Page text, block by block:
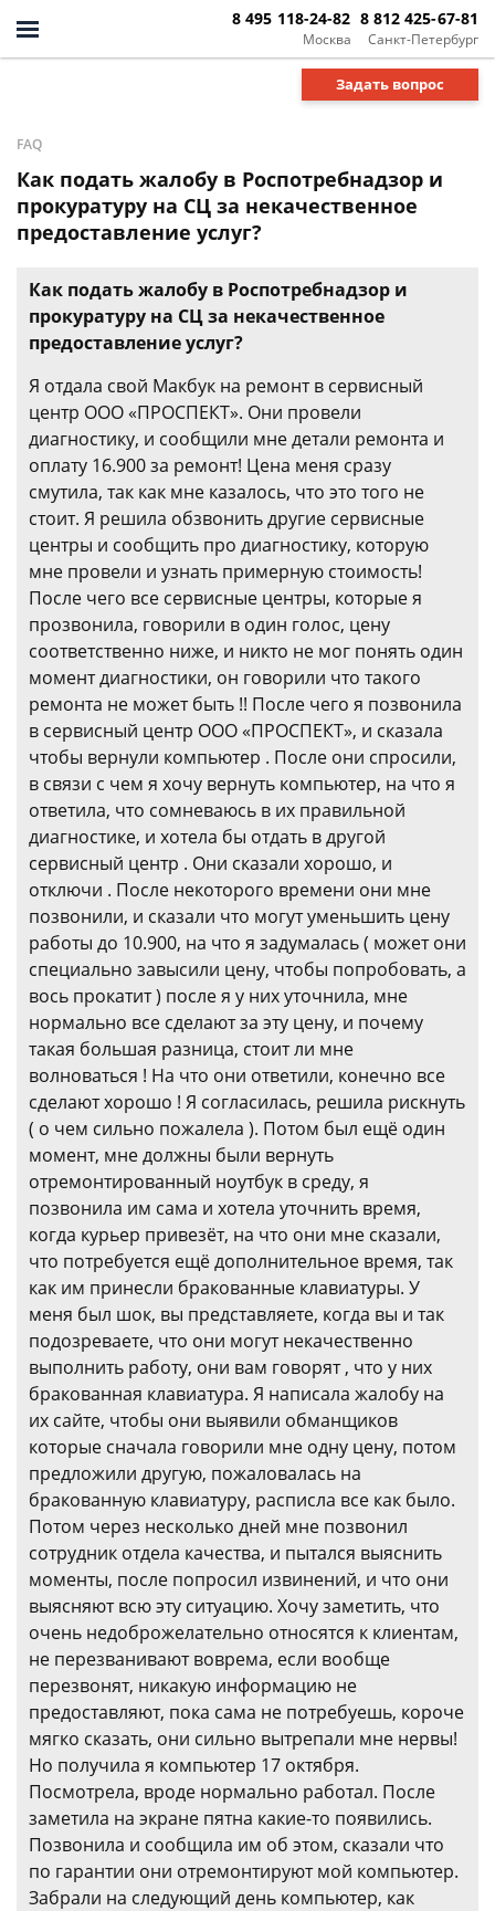
Москва
8 495 118-24-82
Санкт-Петербург
8 812 425-67-81
Задать вопрос
FAQ
Как подать жалобу в Роспотребнадзор и
прокуратуру на СЦ за некачественное
предоставление услуг?
Как подать жалобу в Роспотребнадзор и
прокуратуру на СЦ за некачественное
предоставление услуг?
Я отдала свой Макбук на ремонт в сервисный
центр ООО «ПРОСПЕКТ». Они провели
диагностику, и сообщили мне детали ремонта и
оплату 16.900 за ремонт! Цена меня сразу
смутила, так как мне казалось, что это того не
стоит. Я решила обзвонить другие сервисные
центры и сообщить про диагностику, которую
мне провели и узнать примерную стоимость!
После чего все сервисные центры, которые я
прозвонила, говорили в один голос, цену
соответственно ниже, и никто не мог понять один
момент диагностики, он говорили что такого
ремонта не может быть !! После чего я позвонила
в сервисный центр ООО «ПРОСПЕКТ», и сказала
чтобы вернули компьютер . После они спросили,
в связи с чем я хочу вернуть компьютер, на что я
ответила, что сомневаюсь в их правильной
диагностике, и хотела бы отдать в другой
сервисный центр . Они сказали хорошо, и
отключи . После некоторого времени они мне
позвонили, и сказали что могут уменьшить цену
работы до 10.900, на что я задумалась ( может они
специально завысили цену, чтобы попробовать, а
вось прокатит ) после я у них уточнила, мне
нормально все сделают за эту цену, и почему
такая большая разница, стоит ли мне
волноваться ! На что они ответили, конечно все
сделают хорошо ! Я согласилась, решила рискнуть
( о чем сильно пожалела ). Потом был ещё один
момент, мне должны были вернуть
отремонтированный ноутбук в среду, я
позвонила им сама и хотела уточнить время,
когда курьер привезёт, на что они мне сказали,
что потребуется ещё дополнительное время, так
как им принесли бракованные клавиатуры. У
меня был шок, вы представляете, когда вы и так
подозреваете, что они могут некачественно
выполнить работу, они вам говорят , что у них
бракованная клавиатура. Я написала жалобу на
их сайте, чтобы они выявили обманщиков
которые сначала говорили мне одну цену, потом
предложили другую, пожаловалась на
бракованную клавиатуру, расписла все как было.
Потом через несколько дней мне позвонил
сотрудник отдела качества, и пытался выяснить
моменты, после попросил извинений, и что они
выясняют всю эту ситуацию. Хочу заметить, что
очень недоброжелательно относятся к клиентам,
не перезванивают воврема, если вообще
перезвонят, никакую информацию не
предоставляют, пока сама не потребуешь, короче
мягко сказать, они сильно вытрепали мне нервы!
Но получила я компьютер 17 октября.
Посмотрела, вроде нормально работал. После
заметила на экране пятна какие-то появились.
Позвонила и сообщила им об этом, сказали что
по гарантии они отремонтируют мой компьютер.
Забрали на следующий день компьютер, как